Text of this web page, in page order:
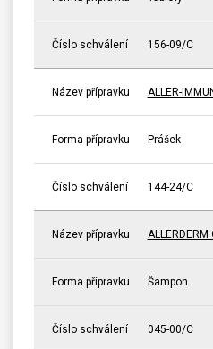
Číslo schválení 156-09/C
Název přípravku ALLER-
Forma přípravku Prášek
Číslo schválení 144-24/C
Název přípravku ALLERDERM
Forma přípravku Šampon
Číslo schválení 045-00/C